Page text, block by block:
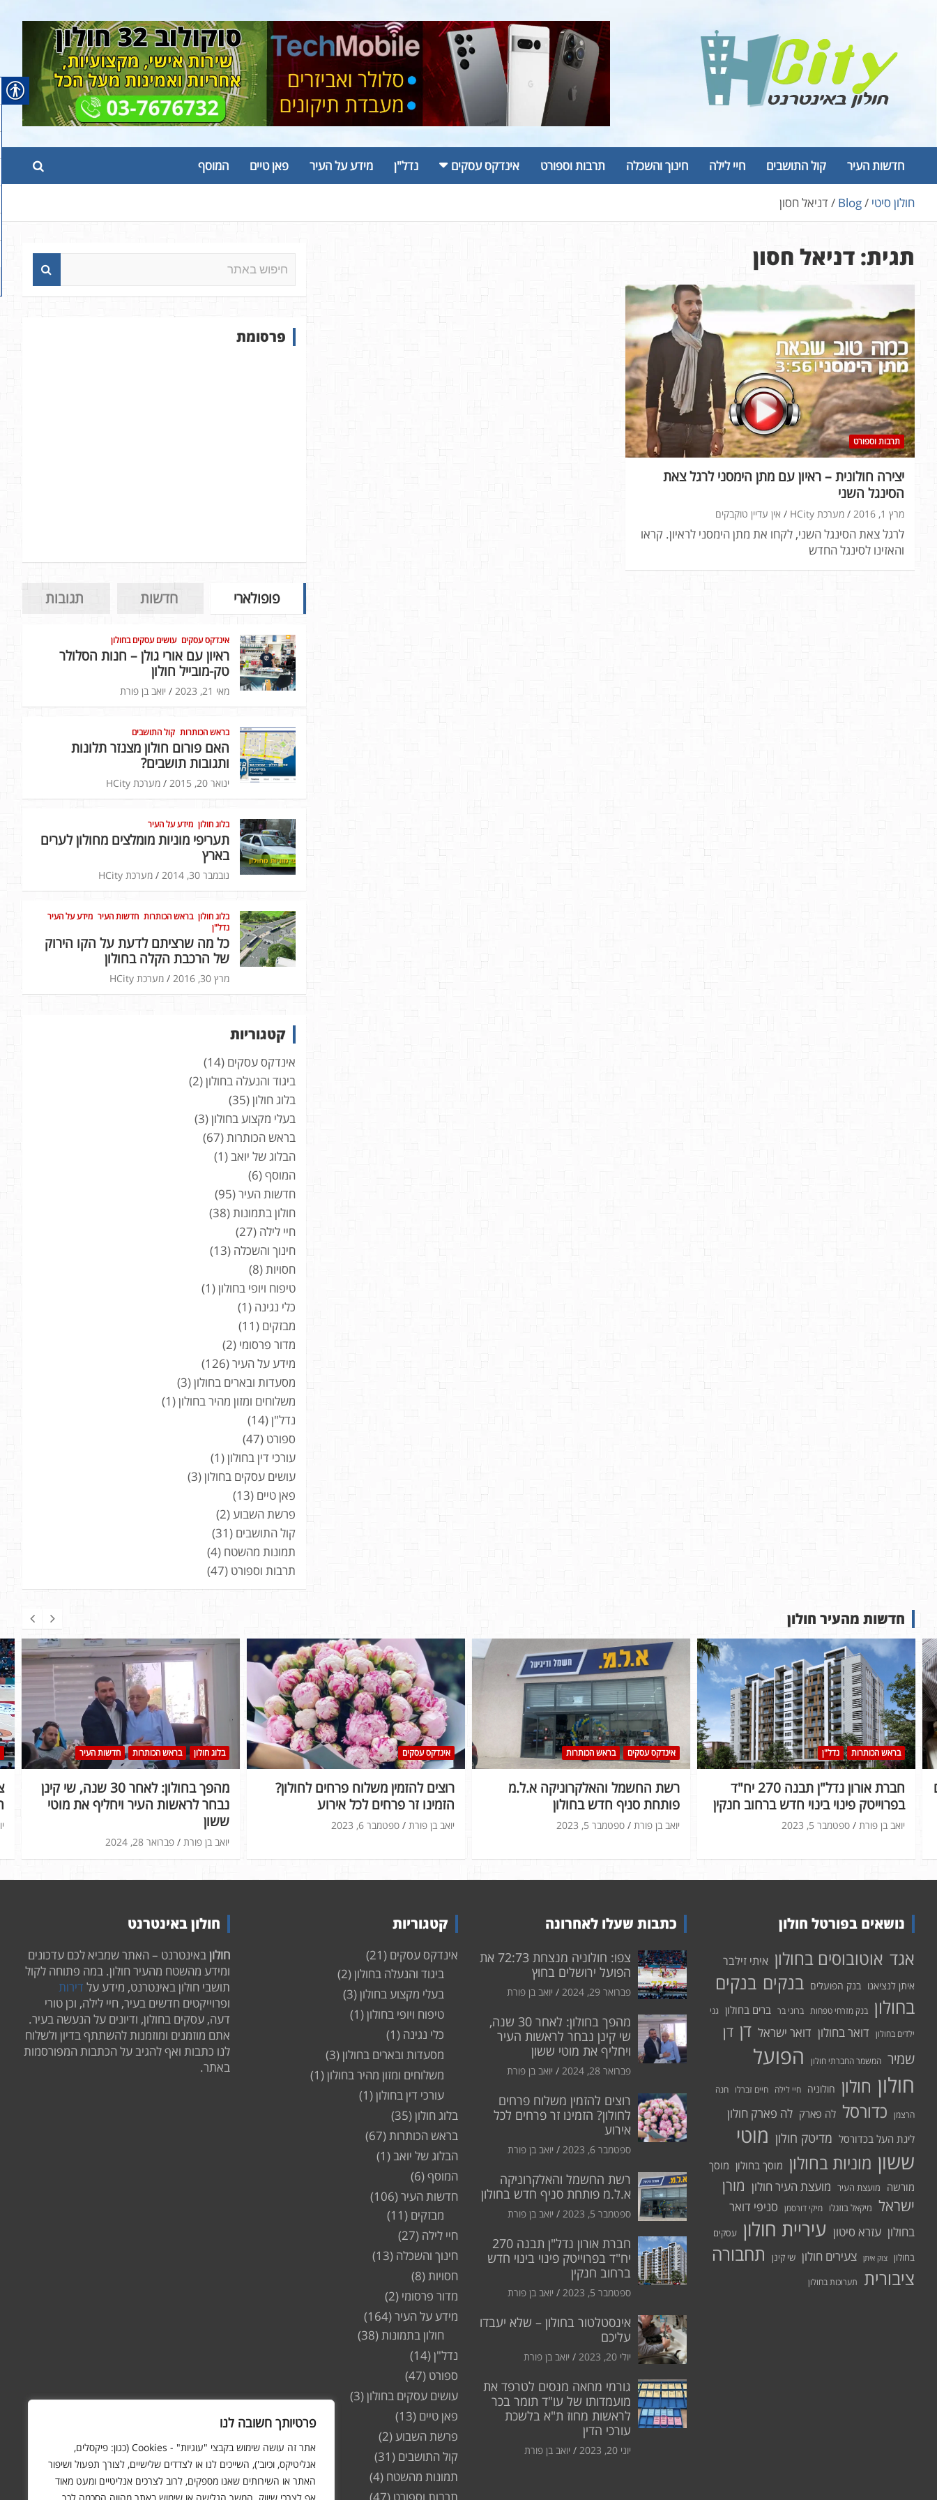
פרטיותך חשובה לנו
אתר זה עושה שימוש בקבצי "עוגיות" - Cookies (כגון: פיקסלים,
אנליטיקס, וכיוב'), השייכים לנו או לצדדים שלישיים, לצורך תפעול ושיפור
האתר או השירותים שאנו מספקים, לרוב לצרכים אנליטיים ומעט מאוד
חדשות העיר קול התושבים חיי לילה חינוך והשכלה תרבות וספורט אינדקס עסקים נדל"ן מידע על העיר פאן טיים המוסף
חולון סיטי Blog דניאל חסון
תגית: דניאל חסון
תרבות וספורט
יצירה חולונית – ראיון עם מתן הימסני לרגל צאת
הסינגל השני
מרץ 1, 2016 מערכת HCity אין עדיין טוקבקים
לרגל צאת הסינגל השני, לקחו את מתן הימסני לראיון. קראו
והאזינו לסינגל החדש
פ
ש
פרסומת
פופולארי חדשות תגובות
אינדקס עסקים עושים עסקים בחולון
ראיון עם אורי גולן – חנות הסלולר
טק-מובייל חולון
מאי 21, 2023 יואב בן פורת
בראש הכותרות קול התושבים
האם פורום חולון מצנזר תלונות
ותגובות תושבים?
ינואר 20, 2015 מערכת HCity
בלוג חולון מידע על העיר
תעריפי מוניות מומלצים מחולון לערים
בארץ
נובמבר 30, 2014 מערכת HCity
בלוג חולון בראש הכותרות חדשות העיר מידע על העיר
נדל"ן
כל מה שרציתם לדעת על הקו הירוק
של הרכבת הקלה בחולון
מרץ 30, 2016 מערכת HCity
קטגוריות
אינדקס עסקים (14)
ביגוד והנעלה בחולון(2)
בלוג חולון(35)
בעלי מקצוע בחולון(3)
בראש הכותרות (67)
הבלוג של יואב (1)
המוסף(6)
חדשות העיר(95)
חולון בתמונות (38)
חיי לילה (27)
חינוך והשכלה (13)
חסויות (8)
טיפוח ויופי בחולון(1)
כלי נגינה (1)
מבזקים (11)
מדור פרסומי (2)
מידע על העיר(126)
מסעדות ובארים בחולון(3)
משלוחים ומזון מהיר בחולון(1)
נדל"ן(14)
ספורט (47)
עורכי דין בחולון(1)
עושים עסקים בחולון(3)
פאן טיים (13)
פרשת השבוע (2)
קול התושבים (31)
תמונות מהשטח (4)
תרבות וספורט (47)
חדשות מהעיר חולון
בלוג חולון בראש הכותרות חדשות העיר
מהפך בחולון: לאחר 30 שנה, שי קינן
נבחר לראשות העיר ויחליף את מוטי
ששון
פברואר 28, 2024 יואב בן פורת
אינדקס עסקים
רוצים להזמין משלוח פרחים לחולון?
הזמינו זר פרחים לכל אירוע
ספטמבר 6, 2023 יואב בן פורת
אינדקס עסקים בראש הכותרות
רשת החשמל והאלקרוניקה א.ל.מ
פותחת סניף חדש בחולון
ספטמבר 5, 2023 יואב בן פורת
בראש הכותרות נדל"ן
חברת אורון נדל"ן תבנה 270 יח"ד
בפרוייטק פינוי בינוי חדש ברחוב חנקין
ספטמבר 5, 2023 יואב בן פורת
נושאים בפורטל חולון
אגד אוטובוסים בחולון איתי זילבר
איתן לנציאנו בנק הפועלים בנקים בנקים
בחולון בנק מזרחי טפחות ברוני בר ברים בחולון גני
ילדים בחולון דואר בחולון דואר ישראל דן דן
שמיר המשמר החברתי חולון
הפועל
חולון חולון חולוניה חיי לילה חיים זברלו חנה
הרצמן כדורסל לה פארק לה פארק חולון
ליגת העל בכדורסל מדיטק חולון מוטי
ששון מוניות בחולון מוסך בחולון מוסך
מורשה
מועצת העיר מועצת העיר חולון מורן
ישראל מיקאל בוזגלו מיקי דורסמן סניפי דואר
בחולון עזרא סיטון עיריית חולון עסקים
בחולון
צוק איתן צעירים חולון שי קינן
תחבורה
ציבורית
תערוכות בחולון
כתבות שעלו לאחרונה
צפו: חולוניה מנצחת 72:73 את
הפועל ירושלים בחוץ
פברואר 29, 2024 יואב בן פורת
מהפך בחולון: לאחר 30 שנה,
שי קינן נבחר לראשות העיר
ויחליף את מוטי ששון
פברואר 28, 2024 יואב בן פורת
רוצים להזמין משלוח פרחים
לחולון? הזמינו זר פרחים לכל
אירוע
ספטמבר 6, 2023 יואב בן פורת
רשת החשמל והאלקרוניקה
א.ל.מ פותחת סניף חדש בחולון
ספטמבר 5, 2023 יואב בן פורת
חברת אורון נדל"ן תבנה 270
יח"ד בפרוייטק פינוי בינוי חדש
ברחוב חנקין
ספטמבר 5, 2023 יואב בן פורת
אינסטלטור בחולון – שלא יעבדו
עליכם
יולי 20, 2023 יואב בן פורת
גורמי מחאה מנסים לטרפד את
מועמדותו של עו"ד תומר בכר
לראשות מחוז ת"א בלשכת
עורכי הדין
יוני 20, 2023 יואב בן פורת
קטגוריות
אינדקס עסקים (21)
ביגוד והנעלה בחולון(2)
בעלי מקצוע בחולון(3)
טיפוח ויופי בחולון(1)
כלי נגינה (1)
מסעדות ובארים בחולון(3)
משלוחים ומזון מהיר בחולון(1)
עורכי דין בחולון(1)
בלוג חולון(35)
בראש הכותרות(67)
הבלוג של יואב (1)
המוסף(6)
חדשות העיר(106)
מבזקים (11)
חיי לילה (27)
חינוך והשכלה (13)
חסויות(8)
מדור פרסומי (2)
מידע על העיר(164)
חולון בתמונות(38)
נדל"ן(14)
ספורט (47)
עושים עסקים בחולון(3)
פאן טיים (13)
פרשת השבוע(2)
קול התושבים (31)
תמונות מהשטח (4)
חולון באינטרנט
חולוןבאינטרנט – האתר שמביא לכם עדכונים
ומידע מהשטח מהעיר חולון. במה פתוחה לקול
תושבי חולון באינטרנט, מידע על דירות
ופרוייקטים חדשים בעיר, חיי לילה, וכן טורי
דעה, עסקים בחולון, ודיונים על הנעשה בעיר.
אתם מוזמנים ומוזמנות להשתתף בדיון ולשלוח
לנו כתבות ואף להגיב על הכתבות המפורסמות
באתר.